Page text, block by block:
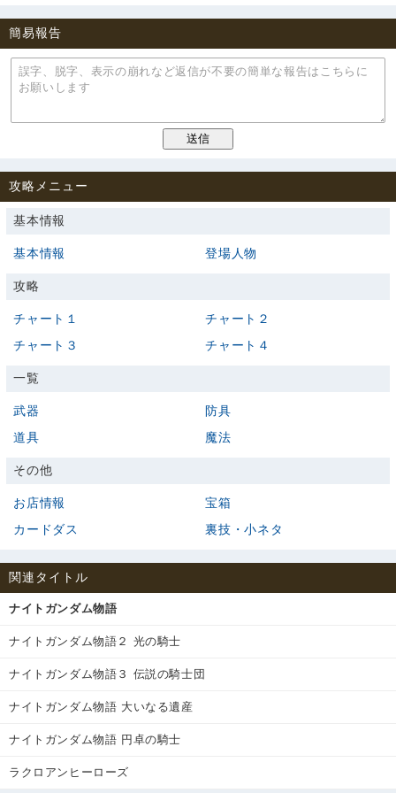
簡易報告
攻略メニュー
基本情報
基本情報 登場人物
攻略
チャート１
チャート２
チャート３
チャート４
一覧
武器
防具
道具
魔法
その他
お店情報
宝箱
カードダス
裏技・小ネタ
関連タイトル
ナイトガンダム物語
ナイトガンダム物語２ 光の騎士
ナイトガンダム物語３ 伝説の騎士団
ナイトガンダム物語 大いなる遺産
ナイトガンダム物語 円卓の騎士
ラクロアンヒーローズ